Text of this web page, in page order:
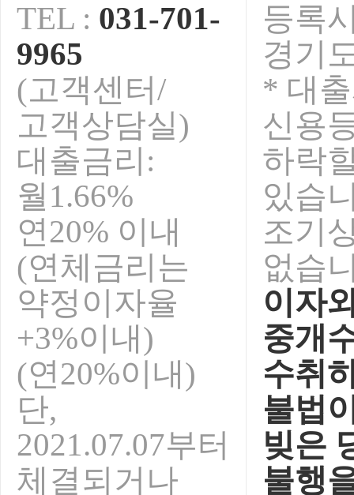
2015-02-23
2014년 추석연휴 안내입니다. 2014-09-01
청마해 설연휴 안내입니다. 2014-01-15
2013년 추석연휴 휴무안내입니다. 2013-09-01
오렌지전당포 전국가맹점 영업안내 2013-08-09
TEL : 031-701-
9965
(고객센터/
고객상담실)
대출금리:
월1.66%
연20% 이내
(연체금리는
약정이자율
+3%이내)
(연20%이내)
단,
2021.07.07부터
체결되거나
등록
경기
* 대
신용
하락
있습
조기
없습
이자
중개
수취
불법
빚은
불행